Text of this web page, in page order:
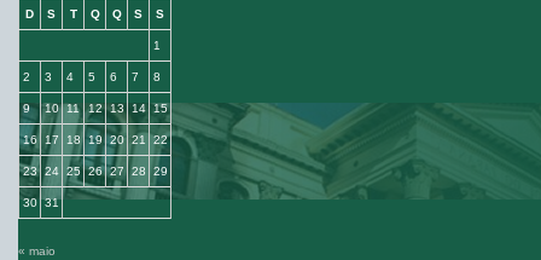
D S T Q Q S S
1
2 3 4 5 6 7 8
9 10 11 12 13 14 15
16 17 18 19 20 21 22
23 24 25 26 27 28 29
30 31
« maio